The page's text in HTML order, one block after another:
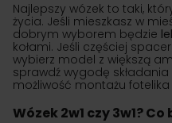
Najlepszy wózek to taki,
życia. Jeśli mieszkasz w
dobrym wyborem będzie
kołami. Jeśli częściej
wybierz model z większą
sprawdź wygodę
możliwość montażu
Wózek 2w1 czy 3w1?